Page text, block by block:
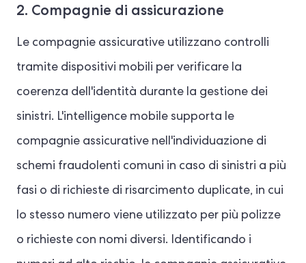
2. Compagnie di assicurazione
Le compagnie assicurative utilizzano controlli
tramite dispositivi mobili per verificare la
coerenza dell'identità durante la gestione dei
sinistri. L'intelligence mobile supporta le
compagnie assicurative nell'individuazione di
schemi fraudolenti comuni in caso di sinistri a più
fasi o di richieste di risarcimento duplicate, in cui
lo stesso numero viene utilizzato per più polizze
o richieste con nomi diversi. Identificando i